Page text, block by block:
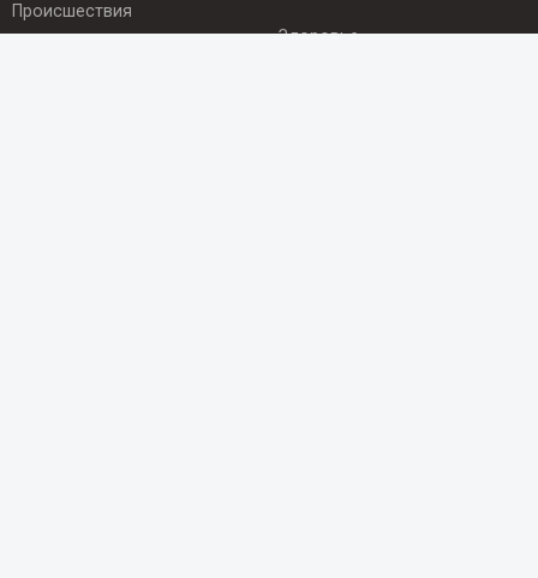
Происшествия
Здоровье